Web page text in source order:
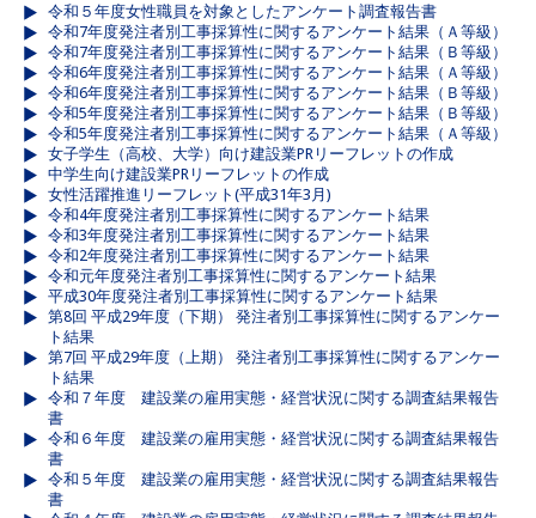
令和５年度女性職員を対象としたアンケート調査報告書
令和7年度発注者別工事採算性に関するアンケート結果（Ａ等級）
令和7年度発注者別工事採算性に関するアンケート結果（Ｂ等級）
令和6年度発注者別工事採算性に関するアンケート結果（Ａ等級）
令和6年度発注者別工事採算性に関するアンケート結果（Ｂ等級）
令和5年度発注者別工事採算性に関するアンケート結果（Ｂ等級）
令和5年度発注者別工事採算性に関するアンケート結果（Ａ等級）
女子学生（高校、大学）向け建設業PRリーフレットの作成
中学生向け建設業PRリーフレットの作成
女性活躍推進リーフレット(平成31年3月)
令和4年度発注者別工事採算性に関するアンケート結果
令和3年度発注者別工事採算性に関するアンケート結果
令和2年度発注者別工事採算性に関するアンケート結果
令和元年度発注者別工事採算性に関するアンケート結果
平成30年度発注者別工事採算性に関するアンケート結果
第8回 平成29年度（下期） 発注者別工事採算性に関するアンケー
ト結果
第7回 平成29年度（上期） 発注者別工事採算性に関するアンケー
ト結果
令和７年度 建設業の雇用実態・経営状況に関する調査結果報告
書
令和６年度 建設業の雇用実態・経営状況に関する調査結果報告
書
令和５年度 建設業の雇用実態・経営状況に関する調査結果報告
書